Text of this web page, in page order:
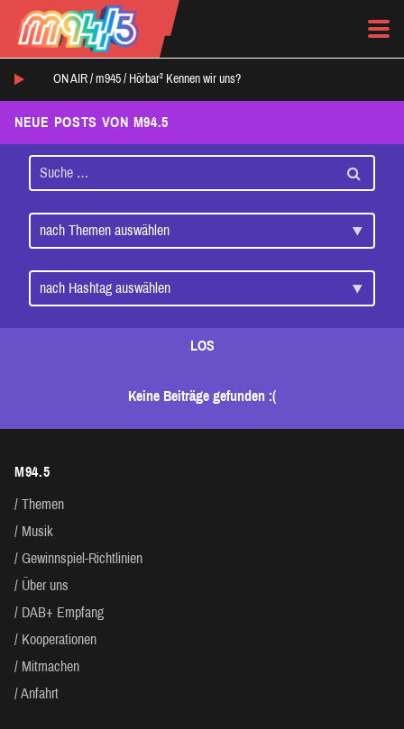
ON AIR / m945 / Hörbar² Kennen wir uns?
NEUE POSTS VON M94.5
LOS
Keine Beiträge gefunden :(
M94.5
Themen
Musik
Gewinnspiel-Richtlinien
Über uns
DAB+ Empfang
Kooperationen
Mitmachen
Anfahrt